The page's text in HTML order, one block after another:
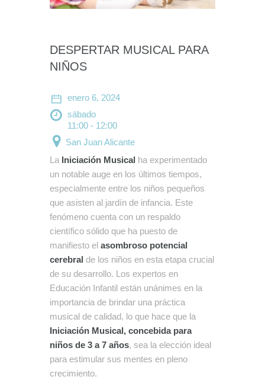
DESPERTAR MUSICAL PARA
NIÑOS
enero 6, 2024
sábado
11:00 - 12:00
San Juan Alicante
La Iniciación Musical ha experimentado
un notable auge en los últimos tiempos,
especialmente entre los niños pequeños
que asisten al jardín de infancia. Este
fenómeno cuenta con un respaldo
científico sólido que ha puesto de
manifiesto el asombroso potencial
cerebral de los niños en esta etapa crucial
de su desarrollo. Los expertos en
Educación Infantil están unánimes en la
importancia de brindar una práctica
musical de calidad, lo que hace que la
Iniciación Musical, concebida para
niños de 3 a 7 años, sea la elección ideal
para estimular sus mentes en pleno
crecimiento.